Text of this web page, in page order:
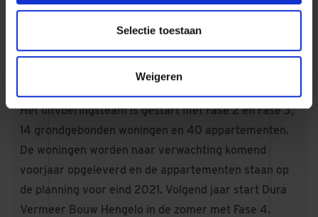
Selectie toestaan
Weigeren
werving van fase 2. Het appartementengebouw aan
het stationsplein is straks echt het visitekaartje van
de wijk, voor iedereen die met het openbaarvervoer
Het uitvoeringsteam is gestart met Fase 2 en Fase 3,
14 grondgebonden woningen en 40 appartementen.
De woningen worden naar verwachting komend
voorjaar opgeleverd en de appartementen staan op
de planning voor eind 2021. Volgend jaar start Dura
Vermeer Bouw Hengelo in de zomer met Fase 4.